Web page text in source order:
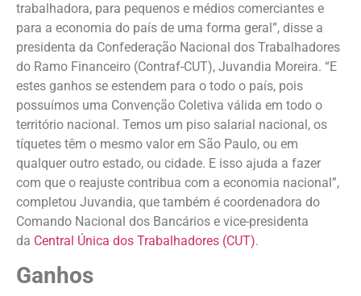
trabalhadora, para pequenos e médios comerciantes e
para a economia do país de uma forma geral”, disse a
presidenta da Confederação Nacional dos Trabalhadores
do Ramo Financeiro (Contraf-CUT), Juvandia Moreira. “E
estes ganhos se estendem para o todo o país, pois
possuímos uma Convenção Coletiva válida em todo o
território nacional. Temos um piso salarial nacional, os
tíquetes têm o mesmo valor em São Paulo, ou em
qualquer outro estado, ou cidade. E isso ajuda a fazer
com que o reajuste contribua com a economia nacional”,
completou Juvandia, que também é coordenadora do
Comando Nacional dos Bancários e vice-presidenta
da Central Única dos Trabalhadores (CUT).
Ganhos